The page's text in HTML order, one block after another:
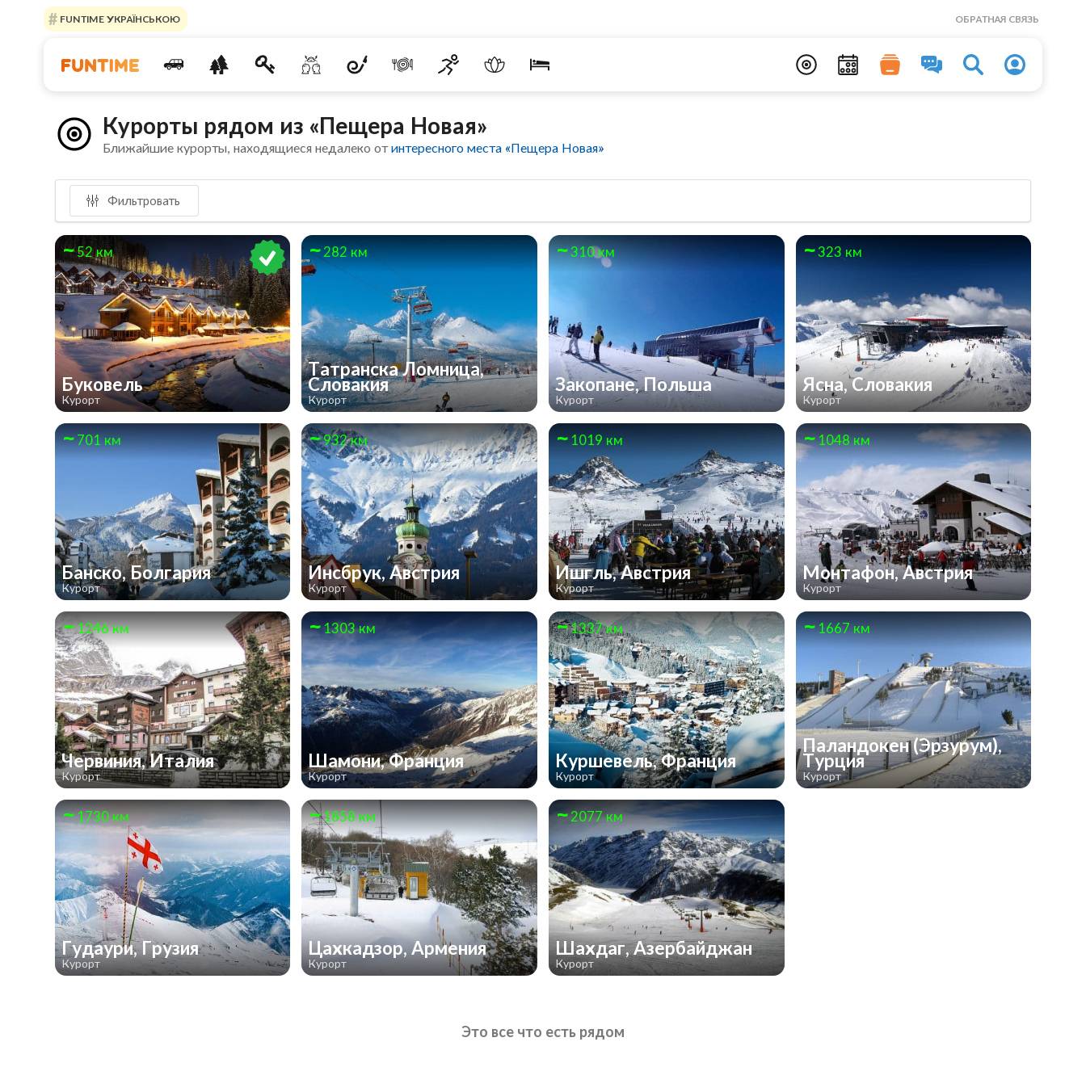
FUNTIME УКРАЇНСЬКОЮ ОБРАТНАЯ СВЯЗЬ
Курорты рядом из «Пещера Новая»
Ближайшие курорты, находящиеся недалеко отинтересного места «Пещера Новая»
Фильтровать
52 км
Буковель
Курорт
282 км
Татранска Ломница,
Словакия
Курорт
310 км
Закопане, Польша
Курорт
323 км
Ясна, Словакия
Курорт
701 км
Банско, Болгария
Курорт
932 км
Инсбрук, Австрия
Курорт
1019 км
Ишгль, Австрия
Курорт
1048 км
Монтафон, Австрия
Курорт
1246 км
Червиния, Италия
Курорт
1303 км
Шамони, Франция
Курорт
1337 км
Куршевель, Франция
Курорт
1667 км
Паландокен (Эрзурум),
Турция
Курорт
1730 км
Гудаури, Грузия
Курорт
1858 км
Цахкадзор, Армения
Курорт
2077 км
Шахдаг, Азербайджан
Курорт
Это все что есть рядом